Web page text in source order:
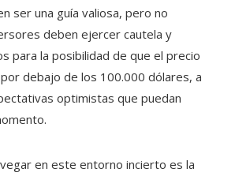
ser una guía valiosa, pero no
deben ejercer cautela y
para la posibilidad de que el precio
debajo de los 100.000 dólares, a
optimistas que puedan
en este entorno incierto es la